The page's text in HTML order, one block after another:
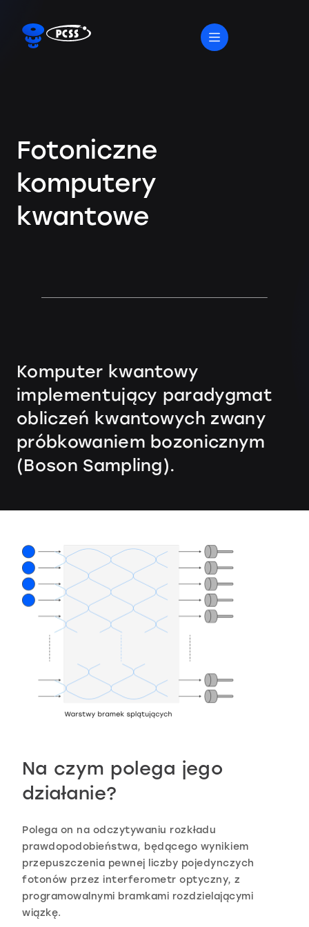
Fotoniczne
komputery
kwantowe
Komputer kwantowy
implementujący paradygmat
obliczeń kwantowych zwany
próbkowaniem bozonicznym
(Boson Sampling).
Na czym polega jego
działanie?
Polega on na odczytywaniu rozkładu
prawdopodobieństwa, będącego wynikiem
przepuszczenia pewnej liczby pojedynczych
fotonów przez interferometr optyczny, z
programowalnymi bramkami rozdzielającymi
wiązkę.